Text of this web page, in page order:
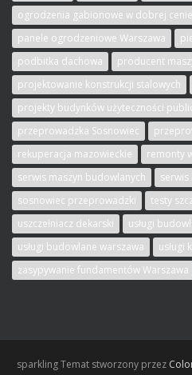
ogrodzenia gabionowe w dobrej cenie
panele ogrodzeniowe Warszawa
podbitka dachowa
producent
projektowanie konstrukcji stalowych
projekty budynków użyteczności
przeprowadzka Sosnowiec
rekuperacja mazowieckie
remonty
serwis maszyn budowlanych
serwis
sosnowiec przeprowadzki
testy
uszczelniacz dekarski
usługi
usługi budowlane warszawa
usługi
zasypywanie fundamentów Warszawa
sparklingTemat stworzony przez